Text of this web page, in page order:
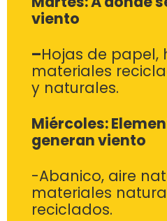
viento
–Hojas de papel,
materiales
y naturales.
Miércoles:
generan viento
-Abanico, aire
materiales
reciclados.